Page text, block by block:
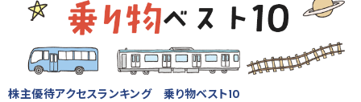
株主優待アクセスランキング 乗り物ベスト10